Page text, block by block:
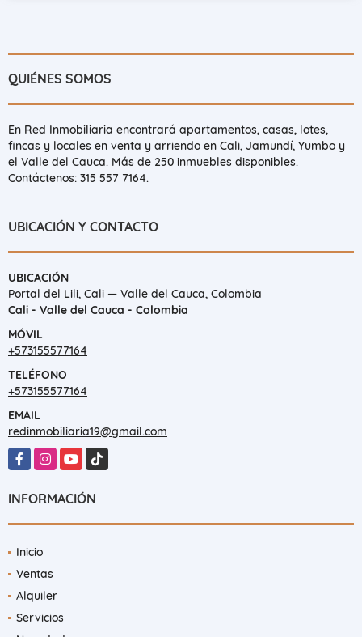
QUIÉNES SOMOS
En Red Inmobiliaria encontrará apartamentos, casas, lotes,
fincas y locales en venta y arriendo en Cali, Jamundí, Yumbo y
el Valle del Cauca. Más de 250 inmuebles disponibles.
Contáctenos: 315 557 7164.
UBICACIÓN Y CONTACTO
UBICACIÓN
Portal del Lili, Cali — Valle del Cauca, Colombia
Cali - Valle del Cauca - Colombia
MÓVIL
+573155577164
TELÉFONO
+573155577164
EMAIL
redinmobiliaria19@gmail.com
FacebookInstagramYouTubeTikTok
INFORMACIÓN
Inicio
Ventas
Alquiler
Servicios